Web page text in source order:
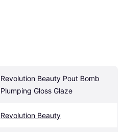
Revolution Beauty Pout Bomb
Plumping Gloss Glaze
Revolution Beauty